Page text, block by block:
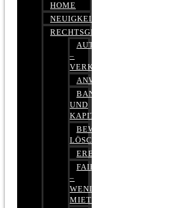
HOME
NEUIGKEITEN
RECHTSGEBIETE
AUTOBETRUG
–
VERKEHRSRECHT
ANWALTSHAFTUNGSRECHT
BANK-
UND
KAPITALMARKTRECHT
BEWERTUNGEN
LÖSCHEN
ERBRECHT
FAIRMIETEN
–
WENIGER
MIETE